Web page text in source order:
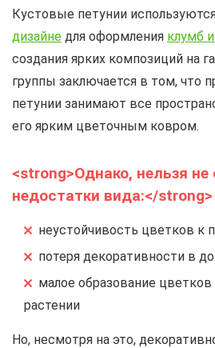
Кустовые петунии
дизайне для оформления клумб
создания ярких композиций на
группы заключается в том, что
петунии занимают все
его ярким цветочным ковром.
<strong>Однако, нельзя не
недостатки вида:</strong>
неустойчивость цветков к
потеря декоративности в
малое образование
растении
Но, несмотря на это,